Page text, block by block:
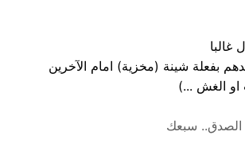
غالبا
بفعلة شينة (مخزية) امام الآخرين
او الغش ...)
سبعك